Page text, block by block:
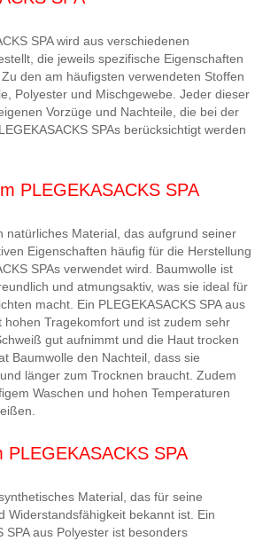
SPA wird aus verschiedenen
die jeweils spezifische Eigenschaften
den am häufigsten verwendeten Stoffen
Polyester und Mischgewebe. Jeder dieser
Vorzüge und Nachteile, die bei der
SPAs berücksichtigt werden
PLEGEKASACKS SPA
natürliches Material, das aufgrund seiner
Eigenschaften häufig für die Herstellung
SPAs verwendet wird. Baumwolle ist
und atmungsaktiv, was sie ideal für
macht. Ein PLEGEKASACKS SPA aus
hohen Tragekomfort und ist zudem sehr
gut aufnimmt und die Haut trocken
Baumwolle den Nachteil, dass sie
länger zum Trocknen braucht. Zudem
Waschen und hohen Temperaturen
PLEGEKASACKS SPA
Material, das für seine
Widerstandsfähigkeit bekannt ist. Ein
SPA aus Polyester ist besonders